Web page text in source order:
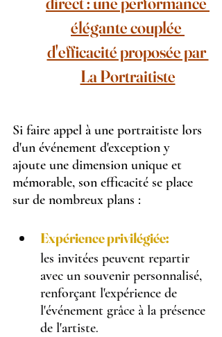
élégante couplée
d'efficacité proposée par
La Portraitiste
Si faire appel à une portraitiste lors
d'un événement d'exception y
ajoute une dimension unique et
mémorable, son efficacité se place
sur de nombreux plans :
Expérience privilégiée:
les invitées peuvent repartir
avec un souvenir personnalisé,
renforçant l'expérience de
l'événement grâce à la présence
de l'artiste.